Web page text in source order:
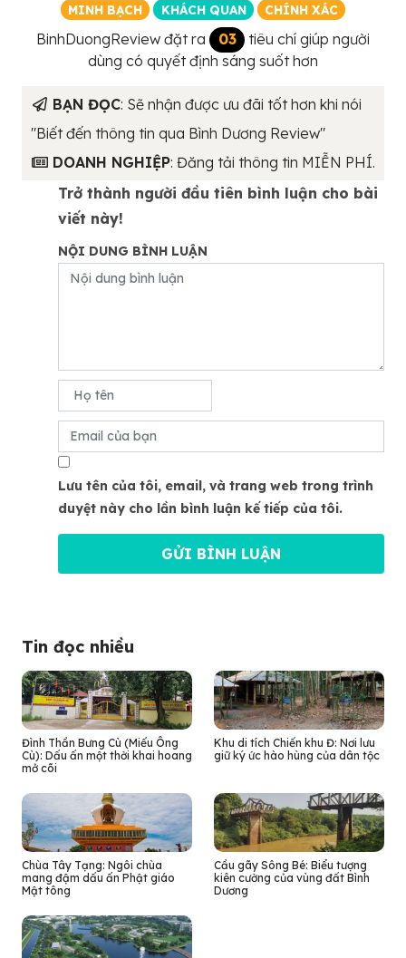
MINH BẠCH KHÁCH QUAN CHÍNH XÁC
BinhDuongReview đặt ra 03
tiêu chí giúp người
dùng có quyết định sáng suốt hơn
BẠN ĐỌC: Sẽ nhận được ưu đãi tốt hơn khi nói
"Biết đến thông tin qua Bình Dương Review"
DOANH NGHIỆP: Đăng tải thông tin MIỄN PHÍ.
Trở thành người đầu tiên bình luận cho bài
viết này!
NỘI DUNG BÌNH LUẬN
Lưu tên của tôi, email, và trang web trong trình
duyệt này cho lần bình luận kế tiếp của tôi.
Tin đọc nhiều
Đình Thần Bưng Cù (Miếu Ông
Cù): Dấu ấn một thời khai hoang
mở cõi
Khu di tích Chiến khu Đ: Nơi lưu
giữ ký ức hào hùng của dân tộc
Chùa Tây Tạng: Ngôi chùa
mang đậm dấu ấn Phật giáo
Mật tông
Cầu gãy Sông Bé: Biểu tượng
kiên cường của vùng đất Bình
Dương